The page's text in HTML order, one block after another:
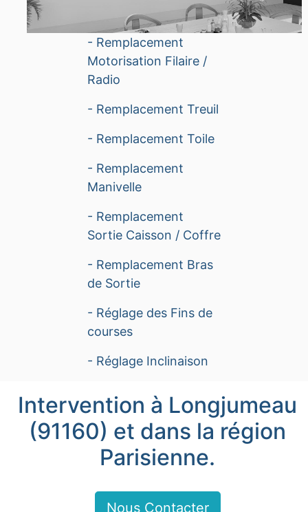
- Remplacement
Motorisation Filaire /
Radio
- Remplacement Treuil
- Remplacement Toile
- Remplacement
Manivelle
- Remplacement
Sortie Caisson / Coffre
- Remplacement Bras
de Sortie
- Réglage des Fins de
courses
- Réglage Inclinaison
Intervention à Longjumeau
(91160) et dans la région
Parisienne.
Nous Contacter